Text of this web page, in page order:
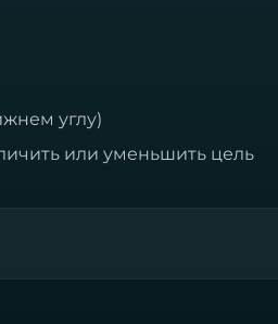
углу)
или уменьшить цель